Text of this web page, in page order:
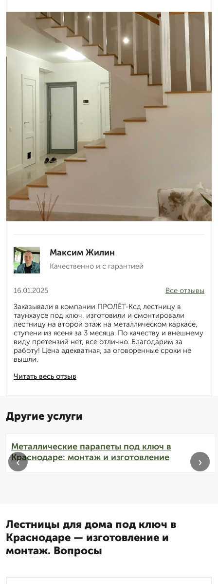
Максим Жилин
Качественно и с гарантией
16.01.2025
Читать весь отзыв
Все отзывы
Заказывали в компании ПРОЛЁТ-Ксд лестницу в
таунхаусе под ключ, изготовили и смонтировали
лестницу на второй этаж на металлическом каркасе,
ступени из ясеня за 3 месяца. По качеству и внешнему
виду претензий нет, все отлично. Благодарим за
работу! Цена адекватная, за оговоренные сроки не
вышли.
Другие услуги
Металлические парапеты под ключ в
Краснодаре: монтаж и изготовление
‹ ›
Лестницы для дома под ключ в
Краснодаре — изготовление и
монтаж. Вопросы